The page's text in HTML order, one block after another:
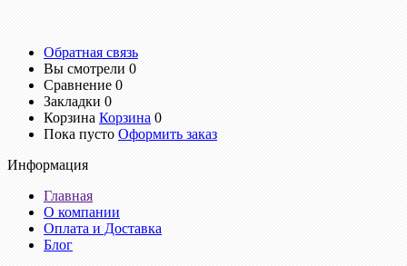
Обратная связь
Вы смотрели 0
Сравнение 0
Закладки 0
Корзина Корзина 0
Пока пусто Оформить заказ
Информация
Главная
О компании
Оплата и Доставка
Блог